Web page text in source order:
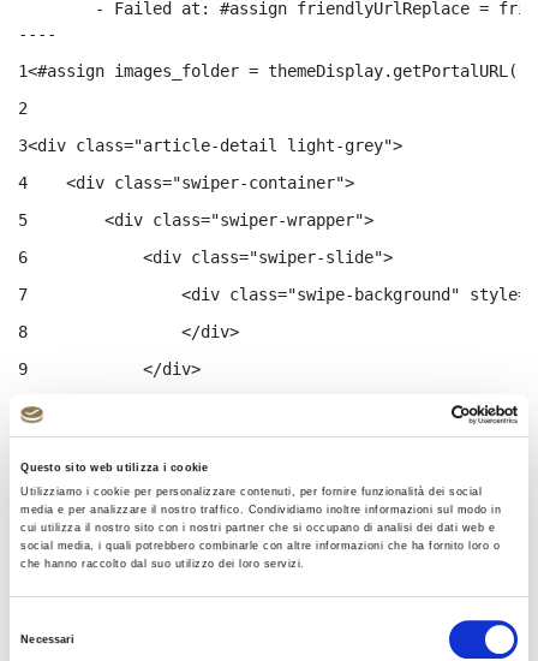
Questo sito web utilizza i cookie
Utilizziamo i cookie per personalizzare contenuti, per fornire funzionalità dei social
media e per analizzare il nostro traffico. Condividiamo inoltre informazioni sul modo in
cui utilizza il nostro sito con i nostri partner che si occupano di analisi dei dati web e
social media, i quali potrebbero combinarle con altre informazioni che ha fornito loro o
che hanno raccolto dal suo utilizzo dei loro servizi.
Necessari
----
1<#assign images_folder =
2
3<div class="article-detail light-grey">
4
    <div class="swiper-container">
5
        <div class="swiper-wrapper">
6
            <div class="swiper-slide">
7
<div class="swipe-background"
8
                </div>
9
            </div>
10
        </div>
11
    </div>
12
13
    <div class="container">
14
<div class="article-detail__content-
15
            <#if friendlyURLs?? >
<#assign